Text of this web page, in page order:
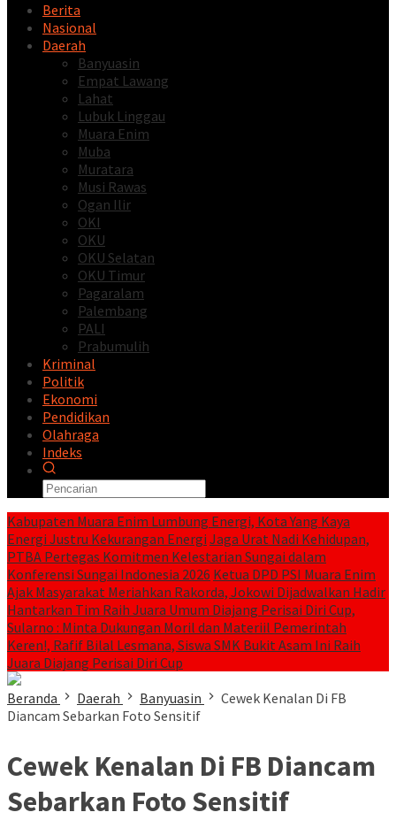
Berita
Nasional
Daerah
Banyuasin
Empat Lawang
Lahat
Lubuk Linggau
Muara Enim
Muba
Muratara
Musi Rawas
Ogan Ilir
OKI
OKU
OKU Selatan
OKU Timur
Pagaralam
Palembang
PALI
Prabumulih
Kriminal
Politik
Ekonomi
Pendidikan
Olahraga
Indeks
Kabupaten Muara Enim Lumbung Energi, Kota Yang Kaya
Energi Justru Kekurangan Energi Jaga Urat Nadi Kehidupan,
PTBA Pertegas Komitmen Kelestarian Sungai dalam
Konferensi Sungai Indonesia 2026 Ketua DPD PSI Muara Enim
Ajak Masyarakat Meriahkan Rakorda, Jokowi Dijadwalkan Hadir
Hantarkan Tim Raih Juara Umum Diajang Perisai Diri Cup,
Sularno : Minta Dukungan Moril dan Materiil Pemerintah
Keren!, Rafif Bilal Lesmana, Siswa SMK Bukit Asam Ini Raih
Juara Diajang Perisai Diri Cup
Beranda
Daerah Banyuasin
Cewek Kenalan Di FB
Diancam Sebarkan Foto Sensitif
Cewek Kenalan Di FB Diancam
Sebarkan Foto Sensitif